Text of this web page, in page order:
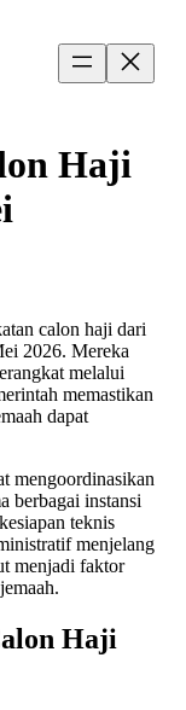
Haji
calon haji dari
2026. Mereka
melalui
memastikan
dapat
mengoordinasikan
berbagai instansi
teknis
menjelang
menjadi faktor
Haji